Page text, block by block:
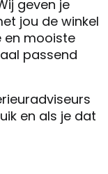
geven je
jou de winkel
en mooiste
passend
en als je dat